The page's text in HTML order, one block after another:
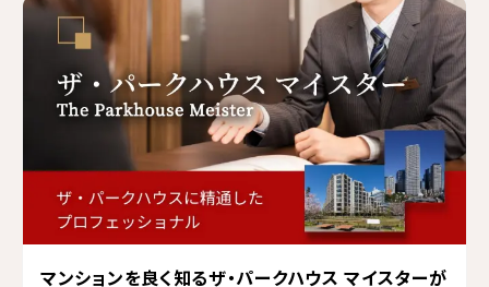
マンションを良く知るザ・パークハウス マイスターが